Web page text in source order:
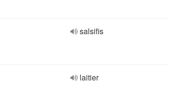
salsifis
laitier